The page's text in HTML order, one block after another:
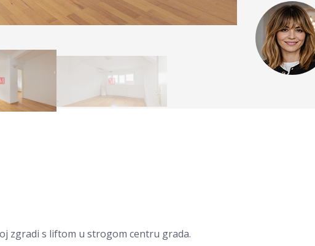
zgradi s liftom u strogom centru grada.